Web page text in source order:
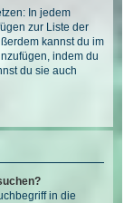
In jedem
zur Liste der
kannst du im
indem du
du sie auch
in die